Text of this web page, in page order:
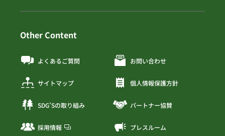
Other Content
よくあるご質問
サイトマップ
SDG’Sの取り組み
採用情報
お問い合わせ
個人情報保護方針
パートナー協賛
プレスルーム